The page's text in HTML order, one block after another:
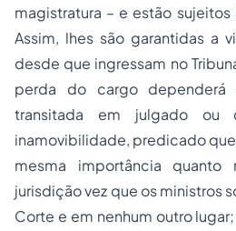
magistratura – e estão
Assim, lhes são garantidas a
desde que ingressam no
perda do cargo dependerá
transitada em julgado ou
inamovibilidade, predicado
mesma importância
jurisdição vez que os ministros
Corte e em nenhum outro